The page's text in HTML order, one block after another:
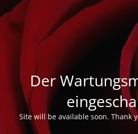
Der
Site will be available soon. Thank